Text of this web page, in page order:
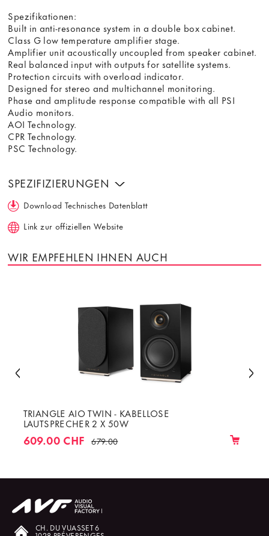
Spezifikationen:
Built in anti-resonance system in a double box cabinet.
Class G low temperature amplifier stage.
Amplifier unit acoustically uncoupled from speaker cabinet.
Real balanced input with outputs for satellite systems.
Protection circuits with overload indicator.
Designed for stereo and multichannel monitoring.
Phase and amplitude response compatible with all PSI
Audio monitors.
AOI Technology.
CPR Technology.
PSC Technology.
SPEZIFIZIERUNGEN
Download Technisches Datenblatt
Link zur offiziellen Website
WIR EMPFEHLEN IHNEN AUCH
TRIANGLE AIO TWIN - KABELLOSE
LAUTSPRECHER 2 X 50W
609.00 CHF 679.00
CH. DU VUASSET 6